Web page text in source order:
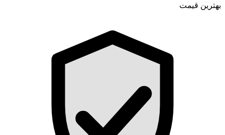
بهترین قیمت